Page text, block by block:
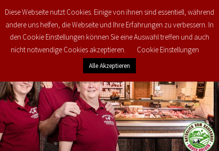
€0,00 0
Diese Webseite nutzt Cookies. Einige von ihnen sind essentiell, während
andere uns helfen, die Webseite und Ihre Erfahrungen zu verbessern. In
den Cookie Einstellungen können Sie eine Auswahl treffen und auch
nicht notwendige Cookies akzeptieren.
Cookie Einstellungen
Alle Akzeptieren